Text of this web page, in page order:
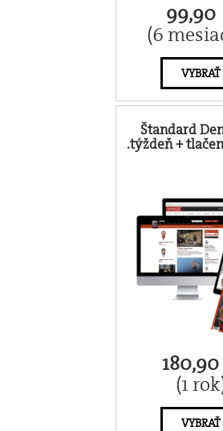
(6
VYBRAŤ
Štandard
.týždeň +
(1
VYBRAŤ